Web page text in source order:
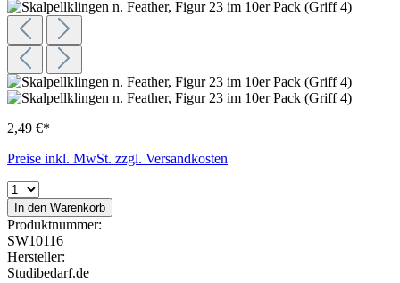
2,49 €*
Preise inkl. MwSt. zzgl. Versandkosten
In den Warenkorb
Produktnummer:
SW10116
Hersteller:
Studibedarf.de